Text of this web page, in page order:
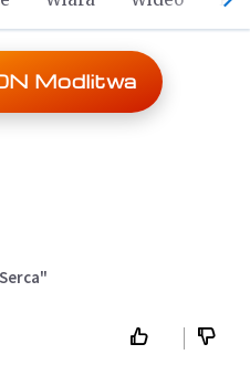
Modlitwa